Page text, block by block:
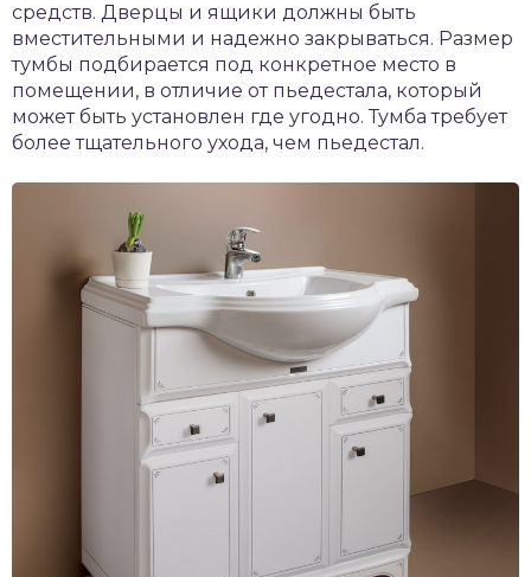
средств. Дверцы и ящики должны быть
вместительными и надежно закрываться. Размер
тумбы подбирается под конкретное место в
помещении, в отличие от пьедестала, который
может быть установлен где угодно. Тумба требует
более тщательного ухода, чем пьедестал.